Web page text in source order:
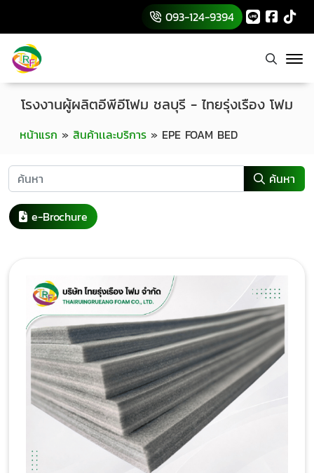
093-124-9394
หน้าแรก » สินค้าเเละบริการ » EPE FOAM BED
โรงงานผู้ผลิตอีพีอีโฟม ชลบุรี - ไทยรุ่งเรือง โฟม
ค้นหา
e-Brochure